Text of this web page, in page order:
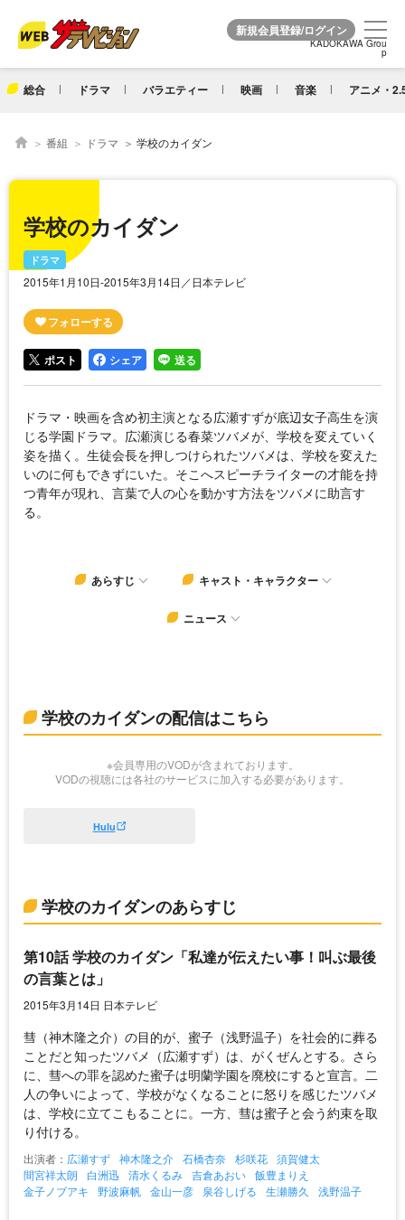
KADOKAWA Grou
p
総合 ドラマ バラエティー 映画 音楽 アニメ・
KADOKAWA Grou
p
番組 ドラマ 学校のカイダン
学校のカイダン
ドラマ
2015年1月10日‐2015年3月14日／日本テレビ
ポスト シェア 送る
ドラマ・映画を含め初主演となる広瀬すずが底辺女子高生を演
じる学園ドラマ。広瀬演じる春菜ツバメが、学校を変えていく
姿を描く。生徒会長を押しつけられたツバメは、学校を変えた
いのに何もできずにいた。そこへスピーチライターの才能を持
つ青年が現れ、言葉で人の心を動かす方法をツバメに助言す
る。
あらすじ キャスト・キャラクター
ニュース
学校のカイダンの配信はこちら
※会員専用のVODが含まれております。
VODの視聴には各社のサービスに加入する必要があります。
Hulu
学校のカイダンのあらすじ
第10話 学校のカイダン「私達が伝えたい事！叫ぶ最後
の言葉とは」
2015年3月14日 日本テレビ
彗（神木隆之介）の目的が、蜜子（浅野温子）を社会的に葬る
ことだと知ったツバメ（広瀬すず）は、がくぜんとする。さら
に、彗への罪を認めた蜜子は明蘭学園を廃校にすると宣言。二
人の争いによって、学校がなくなることに怒りを感じたツバメ
は、学校に立てこもることに。一方、彗は蜜子と会う約束を取
り付ける。
出演者： 広瀬すず 神木隆之介 石橋杏奈 杉咲花 須賀健太
間宮祥太朗
白洲迅 清水くるみ 吉倉あおい 飯豊まりえ
金子ノブアキ
野波麻帆 金山一彦 泉谷しげる 生瀬勝久 浅野温子